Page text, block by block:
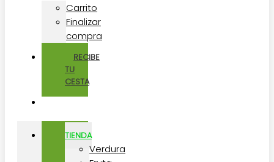
Carrito
Finalizar
compra
RECIBE
TU
CESTA
TIENDA
Verdura